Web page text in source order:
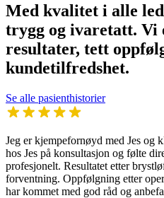
Med kvalitet i alle
trygg og ivaretatt. Vi
resultater, tett
kundetilfredshet.
Se alle pasienthistorier
Jeg er kjempefornøyd med Jes og
hos Jes på konsultasjon og følte
profesjonelt. Resultatet etter
forventning. Oppfølgning etter
har kommet med god råd og